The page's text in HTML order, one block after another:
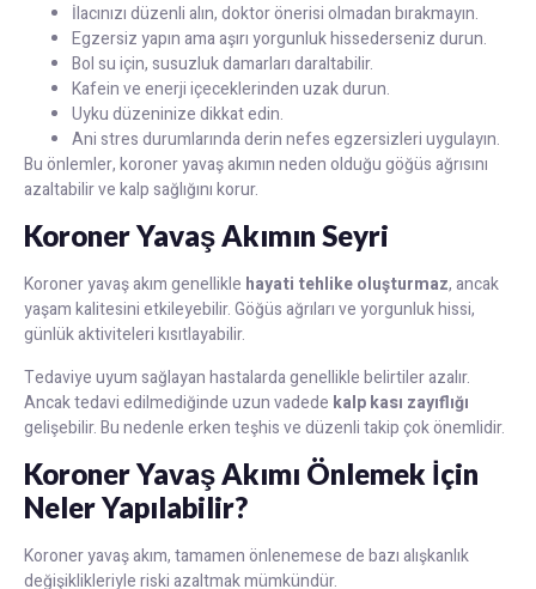
İlacınızı düzenli alın, doktor önerisi olmadan bırakmayın.
Egzersiz yapın ama aşırı yorgunluk hissederseniz durun.
Bol su için, susuzluk damarları daraltabilir.
Kafein ve enerji içeceklerinden uzak durun.
Uyku düzeninize dikkat edin.
Ani stres durumlarında derin nefes egzersizleri uygulayın.
Bu önlemler, koroner yavaş akımın neden olduğu göğüs ağrısını
azaltabilir ve kalp sağlığını korur.
Koroner Yavaş Akımın Seyri
Koroner yavaş akım genellikle hayati tehlike oluşturmaz, ancak
yaşam kalitesini etkileyebilir. Göğüs ağrıları ve yorgunluk hissi,
günlük aktiviteleri kısıtlayabilir.
Tedaviye uyum sağlayan hastalarda genellikle belirtiler azalır.
Ancak tedavi edilmediğinde uzun vadede kalp kası zayıflığı
gelişebilir. Bu nedenle erken teşhis ve düzenli takip çok önemlidir.
Koroner Yavaş Akımı Önlemek İçin
Neler Yapılabilir?
Koroner yavaş akım, tamamen önlenemese de bazı alışkanlık
değişiklikleriyle riski azaltmak mümkündür.